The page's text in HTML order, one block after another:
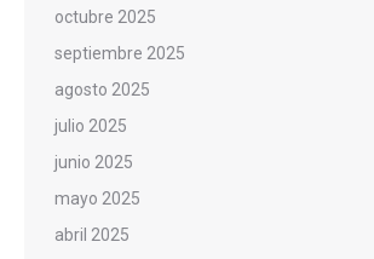
octubre 2025
septiembre 2025
agosto 2025
julio 2025
junio 2025
mayo 2025
abril 2025